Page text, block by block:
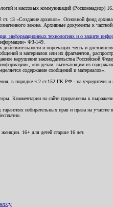
и массовых коммуникаций (Роскомнадзор)
2 ст. 13 «Создание архивов». Основной фонд
закона. Архивные документы к частной
информационных технологиях и о защите
ФЗ-149.
и порочащих честь и
и материалов или их фрагментов,
нарушение законодательства Российской
«по делам, вытекающим из
содержание сообщений и материалов».
порядке ч.2 ст.152 ГК РФ - на учредителя и
Комментарии на сайте приравнены к
избирательных прав и права на участие
16+ для детей старше 16 лет.